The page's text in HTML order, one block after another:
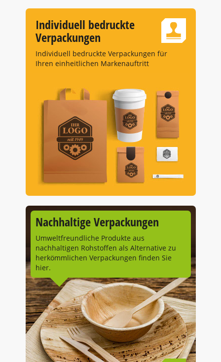
Individuell bedruckte
Verpackungen
Individuell bedruckte Verpackungen für
Ihren einheitlichen Markenauftritt
Nachhaltige Verpackungen
Umweltfreundliche Produkte aus
nachhaltigen Rohstoffen als Alternative zu
herkömmlichen Verpackungen finden Sie
hier.